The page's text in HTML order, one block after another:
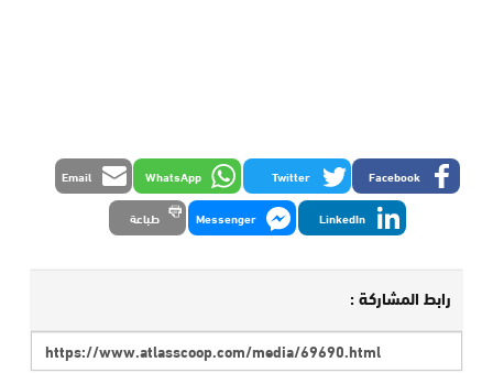
Facebook
Twitter
WhatsApp
Email
LinkedIn
Messenger طباعة
رابط المشاركة :